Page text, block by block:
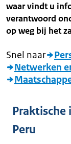
waar vindt u
verantwoord
op weg bij het
Snel naar
Netwerken
Peru